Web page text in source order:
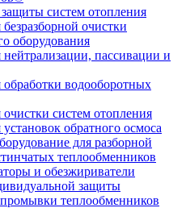
систем отопления
очистки
оборудования
нейтрализации, пассивации и
обработки водооборотных
очистки систем отопления
обратного осмоса
для разборной
теплообменников
и обезжириватели
защиты
теплообменников